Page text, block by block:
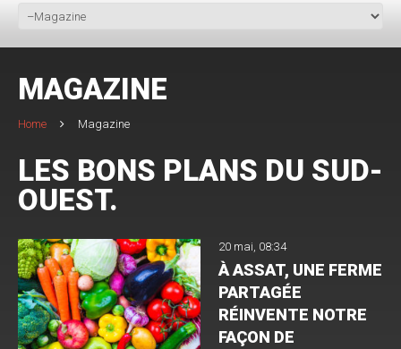
MAGAZINE
Home Magazine
LES BONS PLANS DU SUD-
OUEST.
20 mai, 08:34
À ASSAT, UNE FERME
PARTAGÉE
RÉINVENTE NOTRE
FAÇON DE